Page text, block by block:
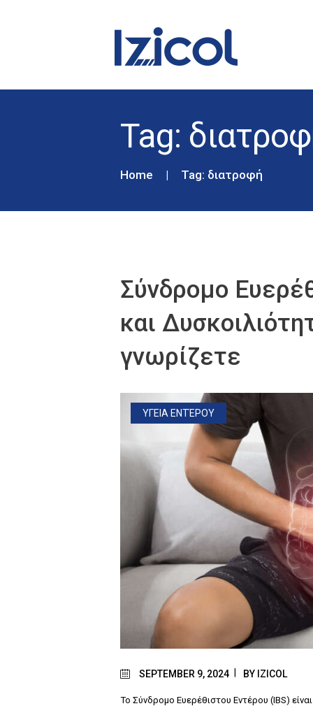
Tag:
Home Tag: διατροφή
Σύνδρομο
και
γνωρίζετε
ΥΓΕΙΑ ΕΝΤΈΡΟΥ
SEPTEMBER 9, 2024 BY IZICOL
Το Σύνδρομο Ευερέθιστου Εντέρου (IBS)